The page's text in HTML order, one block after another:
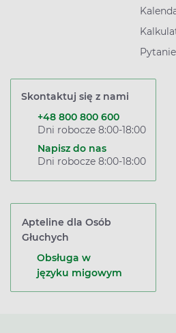
Skontaktuj się z nami
+48 800 800 600
Dni robocze 8:00-18:00
Napisz do nas
Dni robocze 8:00-18:00
Apteline dla Osób
Głuchych
Obsługa w
języku migowym